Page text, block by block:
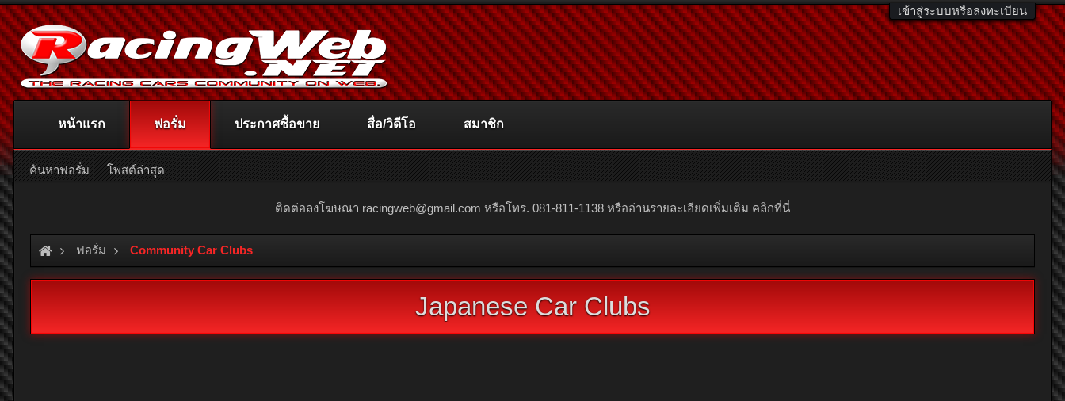
เข้าสู่ระบบหรือลงทะเบียน
ติดต่อลงโฆษณา racingweb@gmail.com หรือโทร. 081-811-1138 หรืออ่านรายละเอียดเพิ่มเติม คลิกที่นี่
ฟอรั่ม Community Car Clubs
Japanese Car Clubs
หน้าแรก ฟอรั่ม
ค้นหาฟอรั่ม โพสต์ล่าสุด
ประกาศซื้อขาย สื่อ/วิดีโอ สมาชิก